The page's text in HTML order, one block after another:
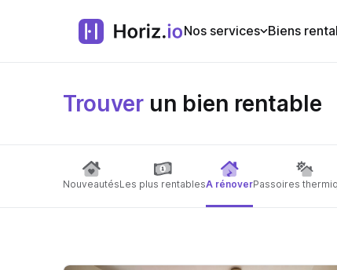
Nos services Biens
Trouver un bien rentable
NouveautésLes plus rentablesA rénoverPassoires